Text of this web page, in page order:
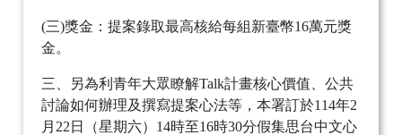
(三)獎金：提案錄取最高核給每組新臺幣16萬元獎
金。
三、另為利青年大眾瞭解Talk計畫核心價值、公共
討論如何辦理及撰寫提案心法等，本署訂於114年2
月22日（星期六）14時至16時30分假集思台中文心